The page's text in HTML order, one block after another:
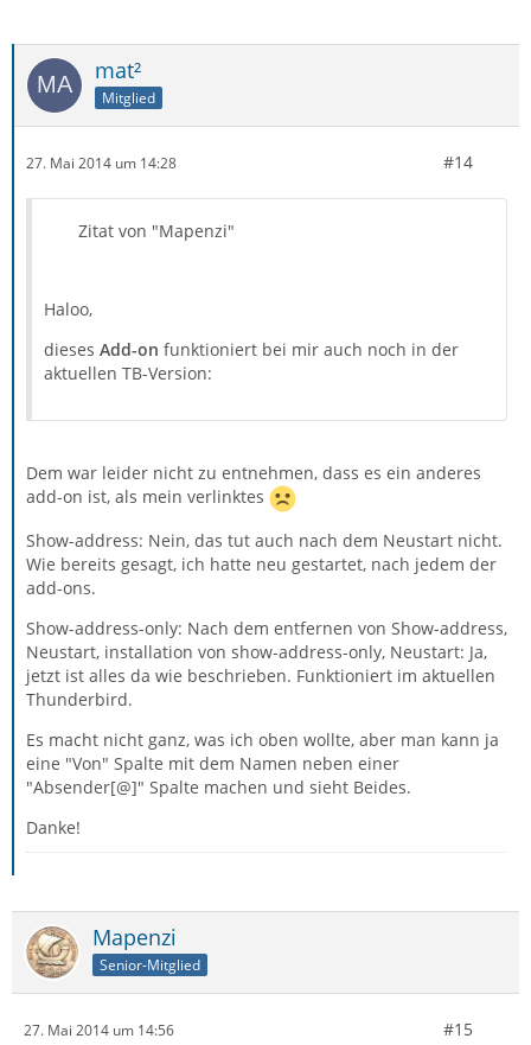
mat²
Mitglied
27. Mai 2014 um 14:28 #14
Zitat von "Mapenzi"
Haloo,
dieses Add-on funktioniert bei mir auch noch in der
aktuellen TB-Version:
Dem war leider nicht zu entnehmen, dass es ein anderes
add-on ist, als mein verlinktes
Show-address: Nein, das tut auch nach dem Neustart nicht.
Wie bereits gesagt, ich hatte neu gestartet, nach jedem der
add-ons.
Show-address-only: Nach dem entfernen von Show-address,
Neustart, installation von show-address-only, Neustart: Ja,
jetzt ist alles da wie beschrieben. Funktioniert im aktuellen
Thunderbird.
Es macht nicht ganz, was ich oben wollte, aber man kann ja
eine "Von" Spalte mit dem Namen neben einer
"Absender[@]" Spalte machen und sieht Beides.
Danke!
Mapenzi
Senior-Mitglied
27. Mai 2014 um 14:56 #15